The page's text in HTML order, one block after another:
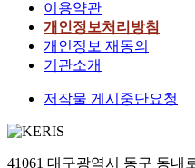
이용약관
개인정보처리방침
개인정보 재동의
기관소개
저작물 게시중단요청
41061 대구광역시 동구 동내